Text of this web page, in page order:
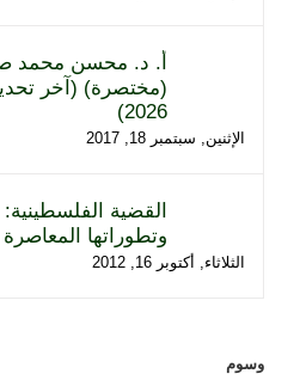
أ. د. محسن محمد
2026)
الإثنين, سبتمبر 18, 2017
القضية الفلسطينية:
وتطوراتها المعاصرة
الثلاثاء, أكتوبر 16, 2012
وسوم